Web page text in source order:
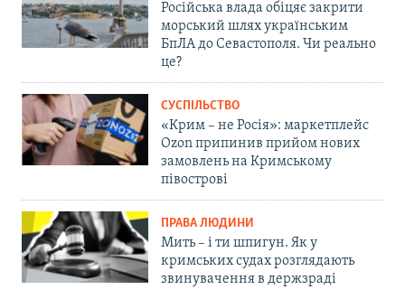
Російська влада обіцяє закрити
морський шлях українським
БпЛА до Севастополя. Чи реально
це?
СУСПІЛЬСТВО
«Крим – не Росія»: маркетплейс
Ozon припинив прийом нових
замовлень на Кримському
півострові
ПРАВА ЛЮДИНИ
Мить – і ти шпигун. Як у
кримських судах розглядають
звинувачення в держзраді